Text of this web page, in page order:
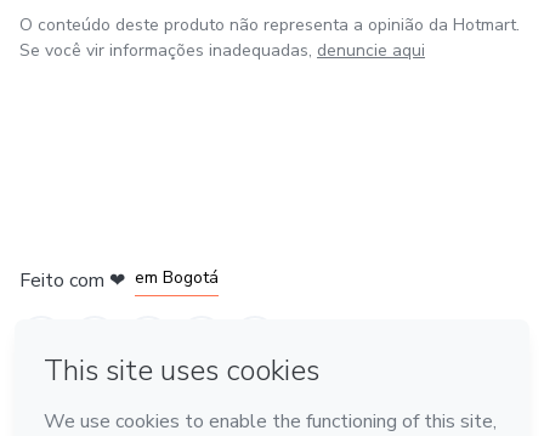
O conteúdo deste produto não representa a opinião da Hotmart.
Se você vir informações inadequadas, denuncie aqui
Feito com ❤ em Bogotá
Conheça a Hotmart